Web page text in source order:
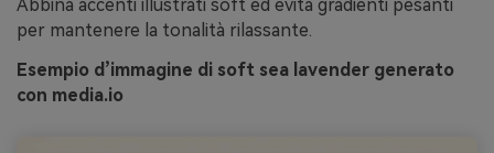
Abbina accenti illustrati soft ed evita gradienti pesanti
per mantenere la tonalità rilassante.
Esempio d’immagine di soft sea lavender generato
con media.io